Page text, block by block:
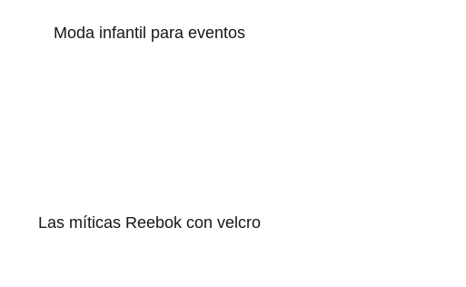
Moda infantil para eventos
Las míticas Reebok con velcro